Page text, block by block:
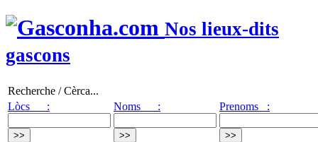
Nos lieux-dits
gascons
Recherche / Cèrca...
Lòcs :
Noms : Prenoms :